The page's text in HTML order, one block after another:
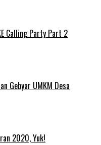
Calling Party Part 2
Gebyar UMKM Desa
2020, Yuk!